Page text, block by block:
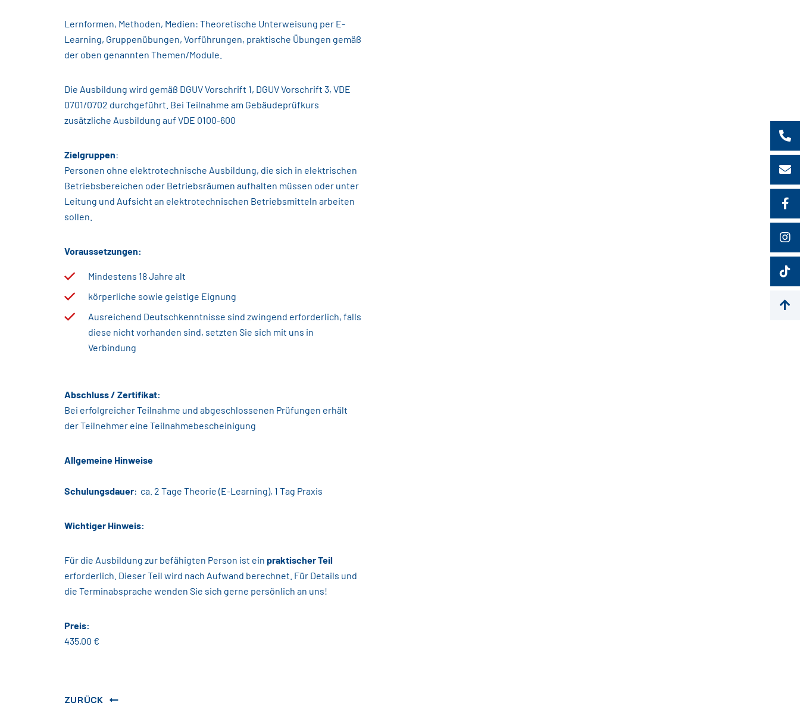
Lernformen, Methoden, Medien: Theoretische Unterweisung per E-
Learning, Gruppenübungen, Vorführungen, praktische Übungen gemäß
der oben genannten Themen/Module.
Die Ausbildung wird gemäß DGUV Vorschrift 1, DGUV Vorschrift 3, VDE
0701/0702 durchgeführt. Bei Teilnahme am Gebäudeprüfkurs
zusätzliche Ausbildung auf VDE 0100-600
Zielgruppen:
Personen ohne elektrotechnische Ausbildung, die sich in elektrischen
Betriebsbereichen oder Betriebsräumen aufhalten müssen oder unter
Leitung und Aufsicht an elektrotechnischen Betriebsmitteln arbeiten
sollen.
Voraussetzungen:
Mindestens 18 Jahre alt
körperliche sowie geistige Eignung
Ausreichend Deutschkenntnisse sind zwingend erforderlich, falls
diese nicht vorhanden sind, setzten Sie sich mit uns in
Verbindung
Abschluss / Zertifikat:
Bei erfolgreicher Teilnahme und abgeschlossenen Prüfungen erhält
der Teilnehmer eine Teilnahmebescheinigung
Allgemeine Hinweise
Schulungsdauer: ca. 2 Tage Theorie (E-Learning), 1 Tag Praxis
Wichtiger Hinweis:
Für die Ausbildung zur befähigten Person ist ein praktischer Teil
erforderlich. Dieser Teil wird nach Aufwand berechnet. Für Details und
die Terminabsprache wenden Sie sich gerne persönlich an uns!
Preis:
435,00 €
ZURÜCK